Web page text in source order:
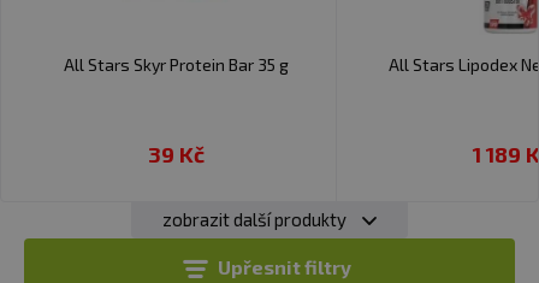
All Stars Skyr Protein Bar 35 g
39 Kč
All Stars Lipodex
1 189
zobrazit další produkty
Upřesnit filtry